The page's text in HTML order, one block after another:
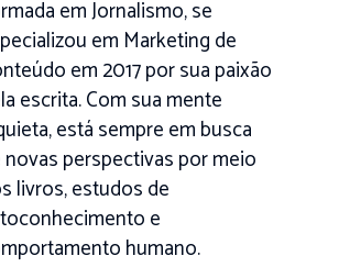
em Jornalismo, se
em Marketing de
em 2017 por sua paixão
escrita. Com sua mente
está sempre em busca
novas perspectivas por meio
livros, estudos de
e
humano.